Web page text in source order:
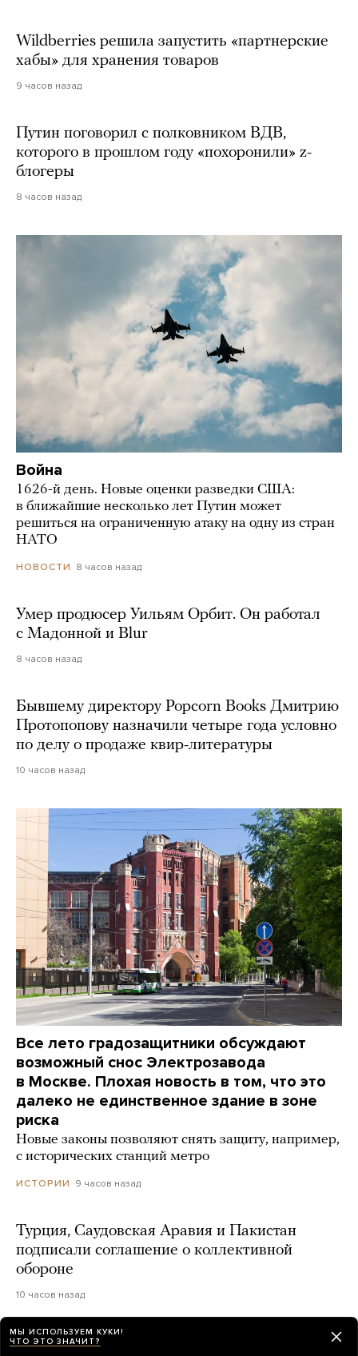
Wildberries решила запустить «партнерские
хабы» для хранения товаров
9 часов назад
Путин поговорил с полковником ВДВ,
которого в прошлом году «похоронили» z-
блогеры
8 часов назад
Война
1626-й день. Новые оценки разведки США:
в ближайшие несколько лет Путин может
решиться на ограниченную атаку на одну из стран
НАТО
НОВОСТИ 8 часов назад
Умер продюсер Уильям Орбит. Он работал
с Мадонной и Blur
8 часов назад
Бывшему директору Popcorn Books Дмитрию
Протопопову назначили четыре года условно
по делу о продаже квир-литературы
10 часов назад
Все лето градозащитники обсуждают
возможный снос Электрозавода
в Москве. Плохая новость в том, что это
далеко не единственное здание в зоне
риска
Новые законы позволяют снять защиту, например,
с исторических станций метро
ИСТОРИИ 9 часов назад
Турция, Саудовская Аравия и Пакистан
подписали соглашение о коллективной
обороне
10 часов назад
Украина атаковала побережье Ялты
МЫ ИСПОЛЬЗУЕМ КУКИ!
ЧТО ЭТО ЗНАЧИТ?